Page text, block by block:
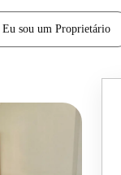
Eu sou um Proprietário